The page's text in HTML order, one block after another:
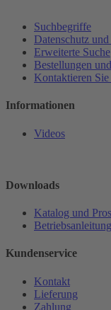
Suchbegriffe
Datenschutz
Erweiterte Suche
Bestellungen
Kontaktieren Sie
Informationen
Videos
Downloads
Katalog und
Kundenservice
Kontakt
Lieferung
Zahlung